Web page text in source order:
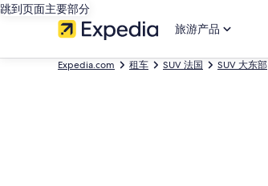
跳到页面主要部分
旅游产品
Expedia.com 租车 SUV 法国 SUV 大东部